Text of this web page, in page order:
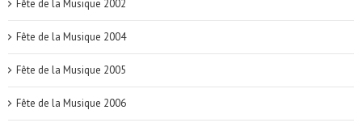
Fête de la Musique 2002
Fête de la Musique 2004
Fête de la Musique 2005
Fête de la Musique 2006